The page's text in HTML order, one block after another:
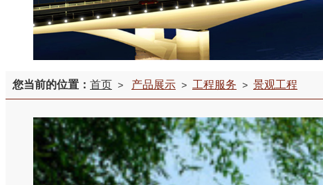
您当前的位置： 首页 > 产品展示 > 工程服务 > 景观工程